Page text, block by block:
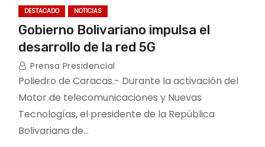
DESTACADO NOTICIAS
Gobierno Bolivariano impulsa el
desarrollo de la red 5G
Prensa Presidencial
Poliedro de Caracas.- Durante la activación del
Motor de telecomunicaciones y Nuevas
Tecnologías, el presidente de la República
Bolivariana de…